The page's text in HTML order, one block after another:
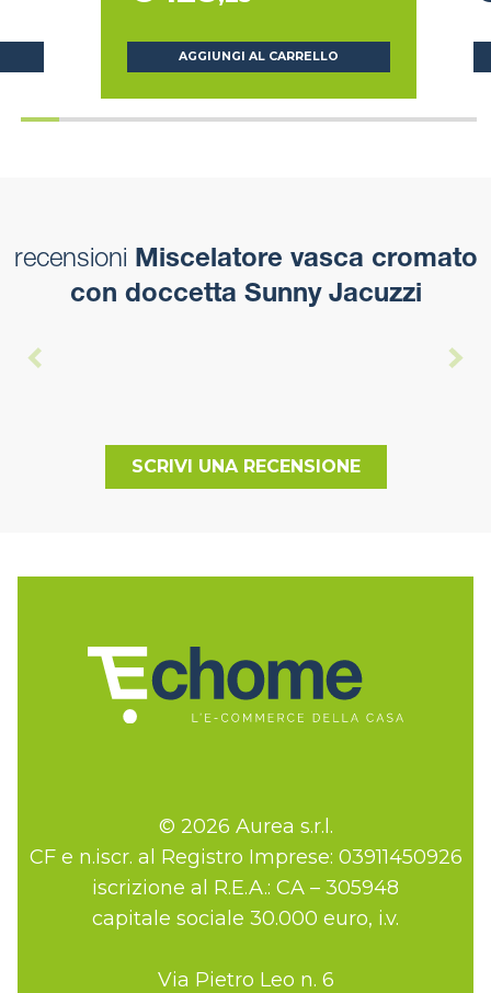
AGGIUNGI AL CARRELLO
recensioni Miscelatore vasca cromato
con doccetta Sunny Jacuzzi
SCRIVI UNA RECENSIONE
© 2026 Aurea s.r.l.
CF e n.iscr. al Registro Imprese: 03911450926
iscrizione al R.E.A.: CA – 305948
capitale sociale 30.000 euro, i.v.
Via Pietro Leo n. 6